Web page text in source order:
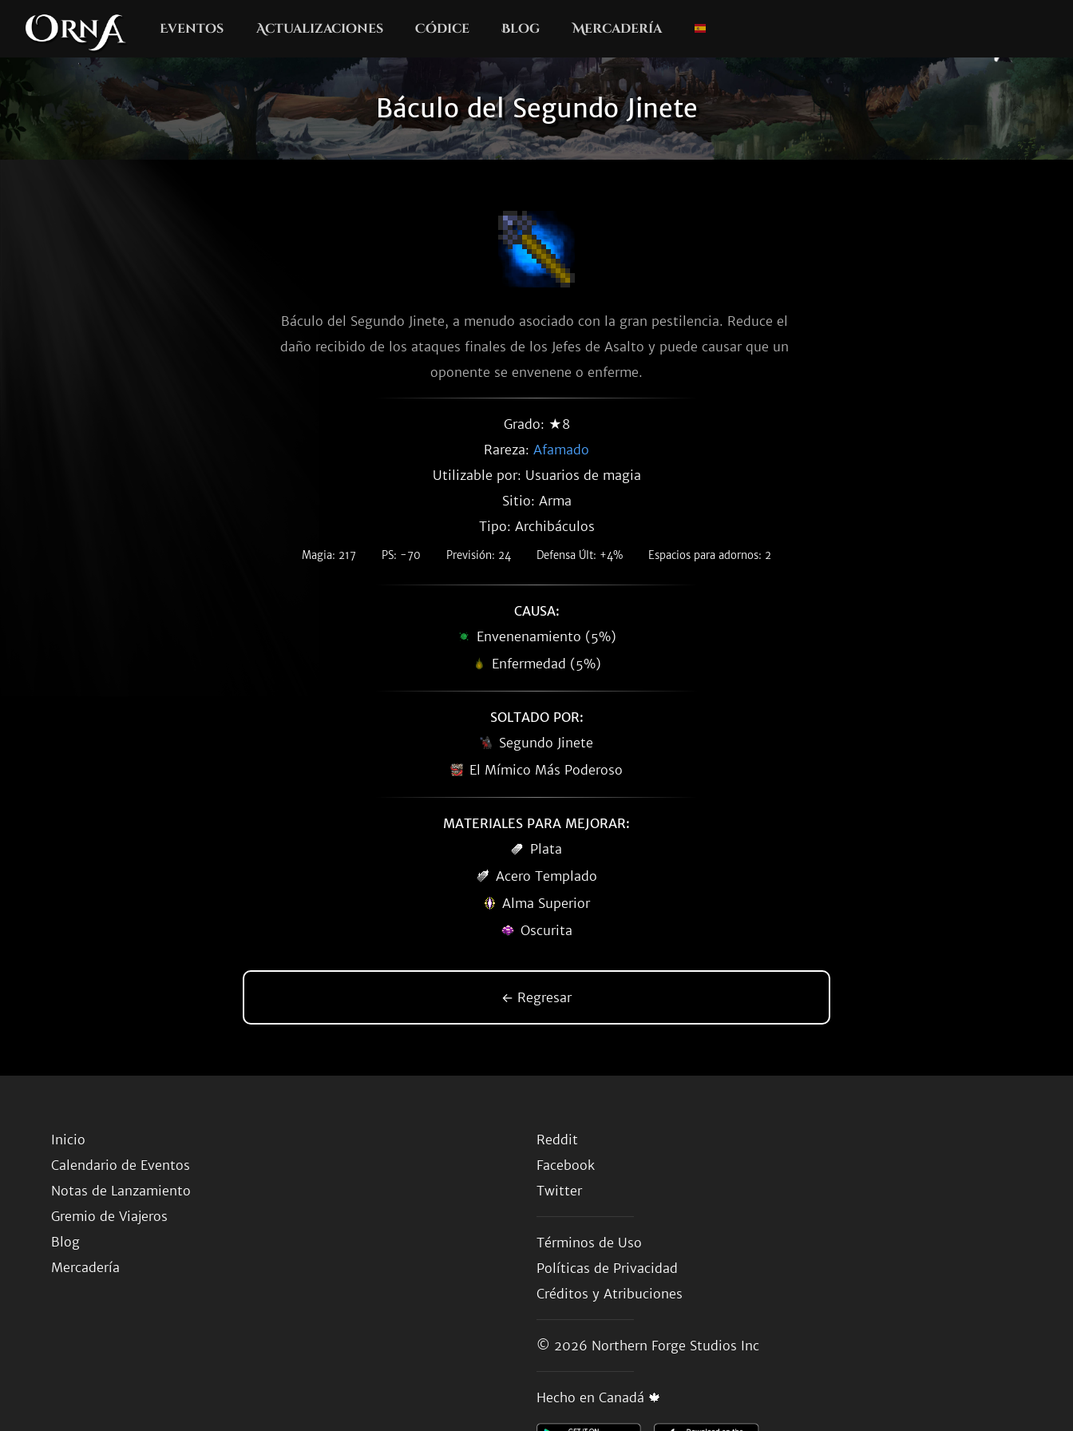
Eventos Actualizaciones Códice Blog Mercadería
Báculo del Segundo Jinete
Báculo del Segundo Jinete, a menudo asociado con la gran pestilencia. Reduce el
daño recibido de los ataques finales de los Jefes de Asalto y puede causar que un
oponente se envenene o enferme.
Grado: ★8
Rareza: Afamado
Utilizable por: Usuarios de magia
Sitio: Arma
Tipo: Archibáculos
Magia: 217 PS: -70 Previsión: 24 Defensa Últ: +4% Espacios para adornos: 2
CAUSA:
Envenenamiento (5%)
Enfermedad (5%)
SOLTADO POR:
Segundo Jinete
El Mímico Más Poderoso
MATERIALES PARA MEJORAR:
Plata
Acero Templado
Alma Superior
Oscurita
← Regresar
Inicio
Calendario de Eventos
Notas de Lanzamiento
Gremio de Viajeros
Blog
Mercadería
Reddit
Facebook
Twitter
Términos de Uso
Políticas de Privacidad
Créditos y Atribuciones
© 2026 Northern Forge Studios Inc
Hecho en Canadá 🍁